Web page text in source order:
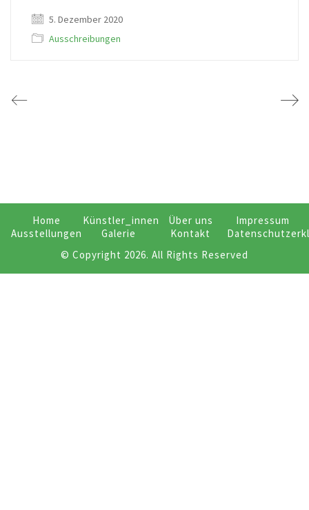
5. Dezember 2020
Ausschreibungen
Home
Ausstellungen
Künstler_innen
Galerie
Über uns
Kontakt
Impressum
© Copyright 2026. All Rights Reserved